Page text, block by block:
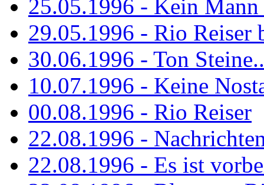
25.05.1996 - Kein
29.05.1996 - Rio Reiser
30.06.1996 - Ton
10.07.1996 - Keine
00.08.1996 - Rio Reiser
22.08.1996 -
22.08.1996 - Es ist